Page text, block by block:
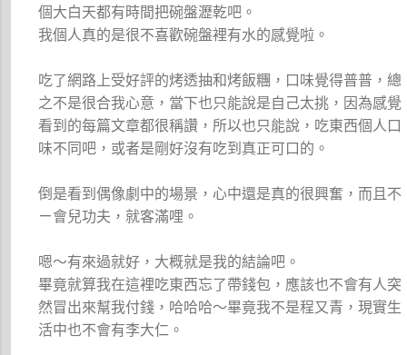
個大白天都有時間把碗盤瀝乾吧。
我個人真的是很不喜歡碗盤裡有水的感覺啦。
吃了網路上受好評的烤透抽和烤飯糰，口味覺得普普，總
之不是很合我心意，當下也只能說是自己太挑，因為感覺
看到的每篇文章都很稱讚，所以也只能說，吃東西個人口
味不同吧，或者是剛好沒有吃到真正可口的。
倒是看到偶像劇中的場景，心中還是真的很興奮，而且不
ㄧ會兒功夫，就客滿哩。
嗯～有來過就好，大概就是我的結論吧。
畢竟就算我在這裡吃東西忘了帶錢包，應該也不會有人突
然冒出來幫我付錢，哈哈哈～畢竟我不是程又青，現實生
活中也不會有李大仁。